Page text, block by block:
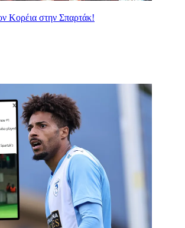
Κορέια στην Σπαρτάκ!